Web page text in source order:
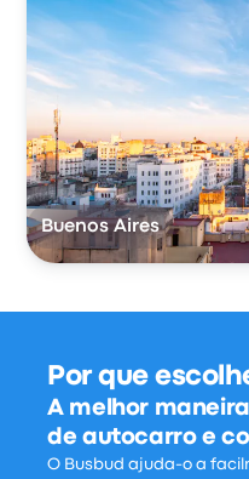
Buenos Aires
Por que
A melhor
de autocarro e
O Busbud ajuda-o a